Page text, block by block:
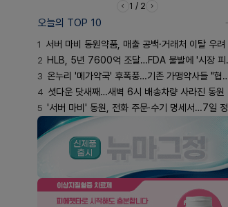
1 / 2
오늘의 TOP 10
1 서버 마비 동원약품, 매출 공백·거래처 이탈 우려
2 HLB, 5년 7600억 조달…FDA 불발에 '시장 피로감'
3 온누리 '메가약국' 후폭풍…기존 가맹약사들 "협의체 만들자"
4 셧다운 닷새째…새벽 6시 배송차량 사라진 동원 물류센터
5 '서버 마비' 동원, 전화 주문·수기 명세서…7일 정상화 되나